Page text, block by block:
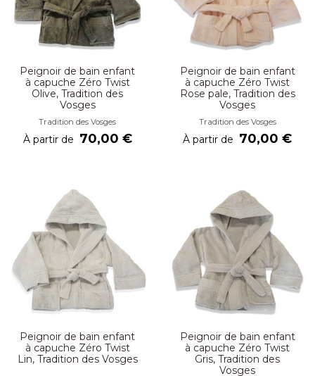
Peignoir de bain enfant
à capuche Zéro Twist
Olive, Tradition des
Vosges
Tradition des Vosges
À partir de 70,00 €
Peignoir de bain enfant
à capuche Zéro Twist
Rose pale, Tradition des
Vosges
Tradition des Vosges
À partir de 70,00 €
Peignoir de bain enfant
à capuche Zéro Twist
Lin, Tradition des Vosges
Peignoir de bain enfant
à capuche Zéro Twist
Gris, Tradition des
Vosges